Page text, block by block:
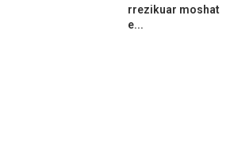
rrezikuar moshat
e...